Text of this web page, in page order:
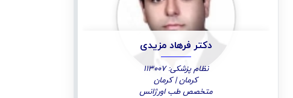
دکتر فرهاد مزیدی
نظام پزشکی: 113007
کرمان | کرمان
متخصص طب اورژانس